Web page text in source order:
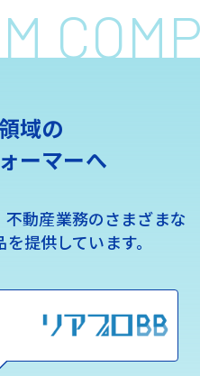
域の
ーマーへ
動産業務のさまざまな
提供しています。